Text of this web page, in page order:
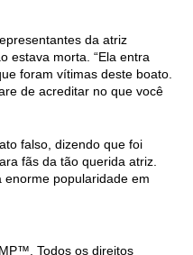
da atriz
estava morta. “Ela entra
foram vítimas deste boato.
de acreditar no que você
falso, dizendo que foi
fãs da tão querida atriz.
popularidade em
Todos os direitos